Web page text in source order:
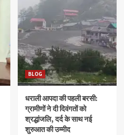
BLOG
धराली आपदा की पहली बरसी:
ग्रामीणों ने दी दिवंगतों को
श्रद्धांजलि, दर्द के साथ नई
शुरुआत की उम्मीद